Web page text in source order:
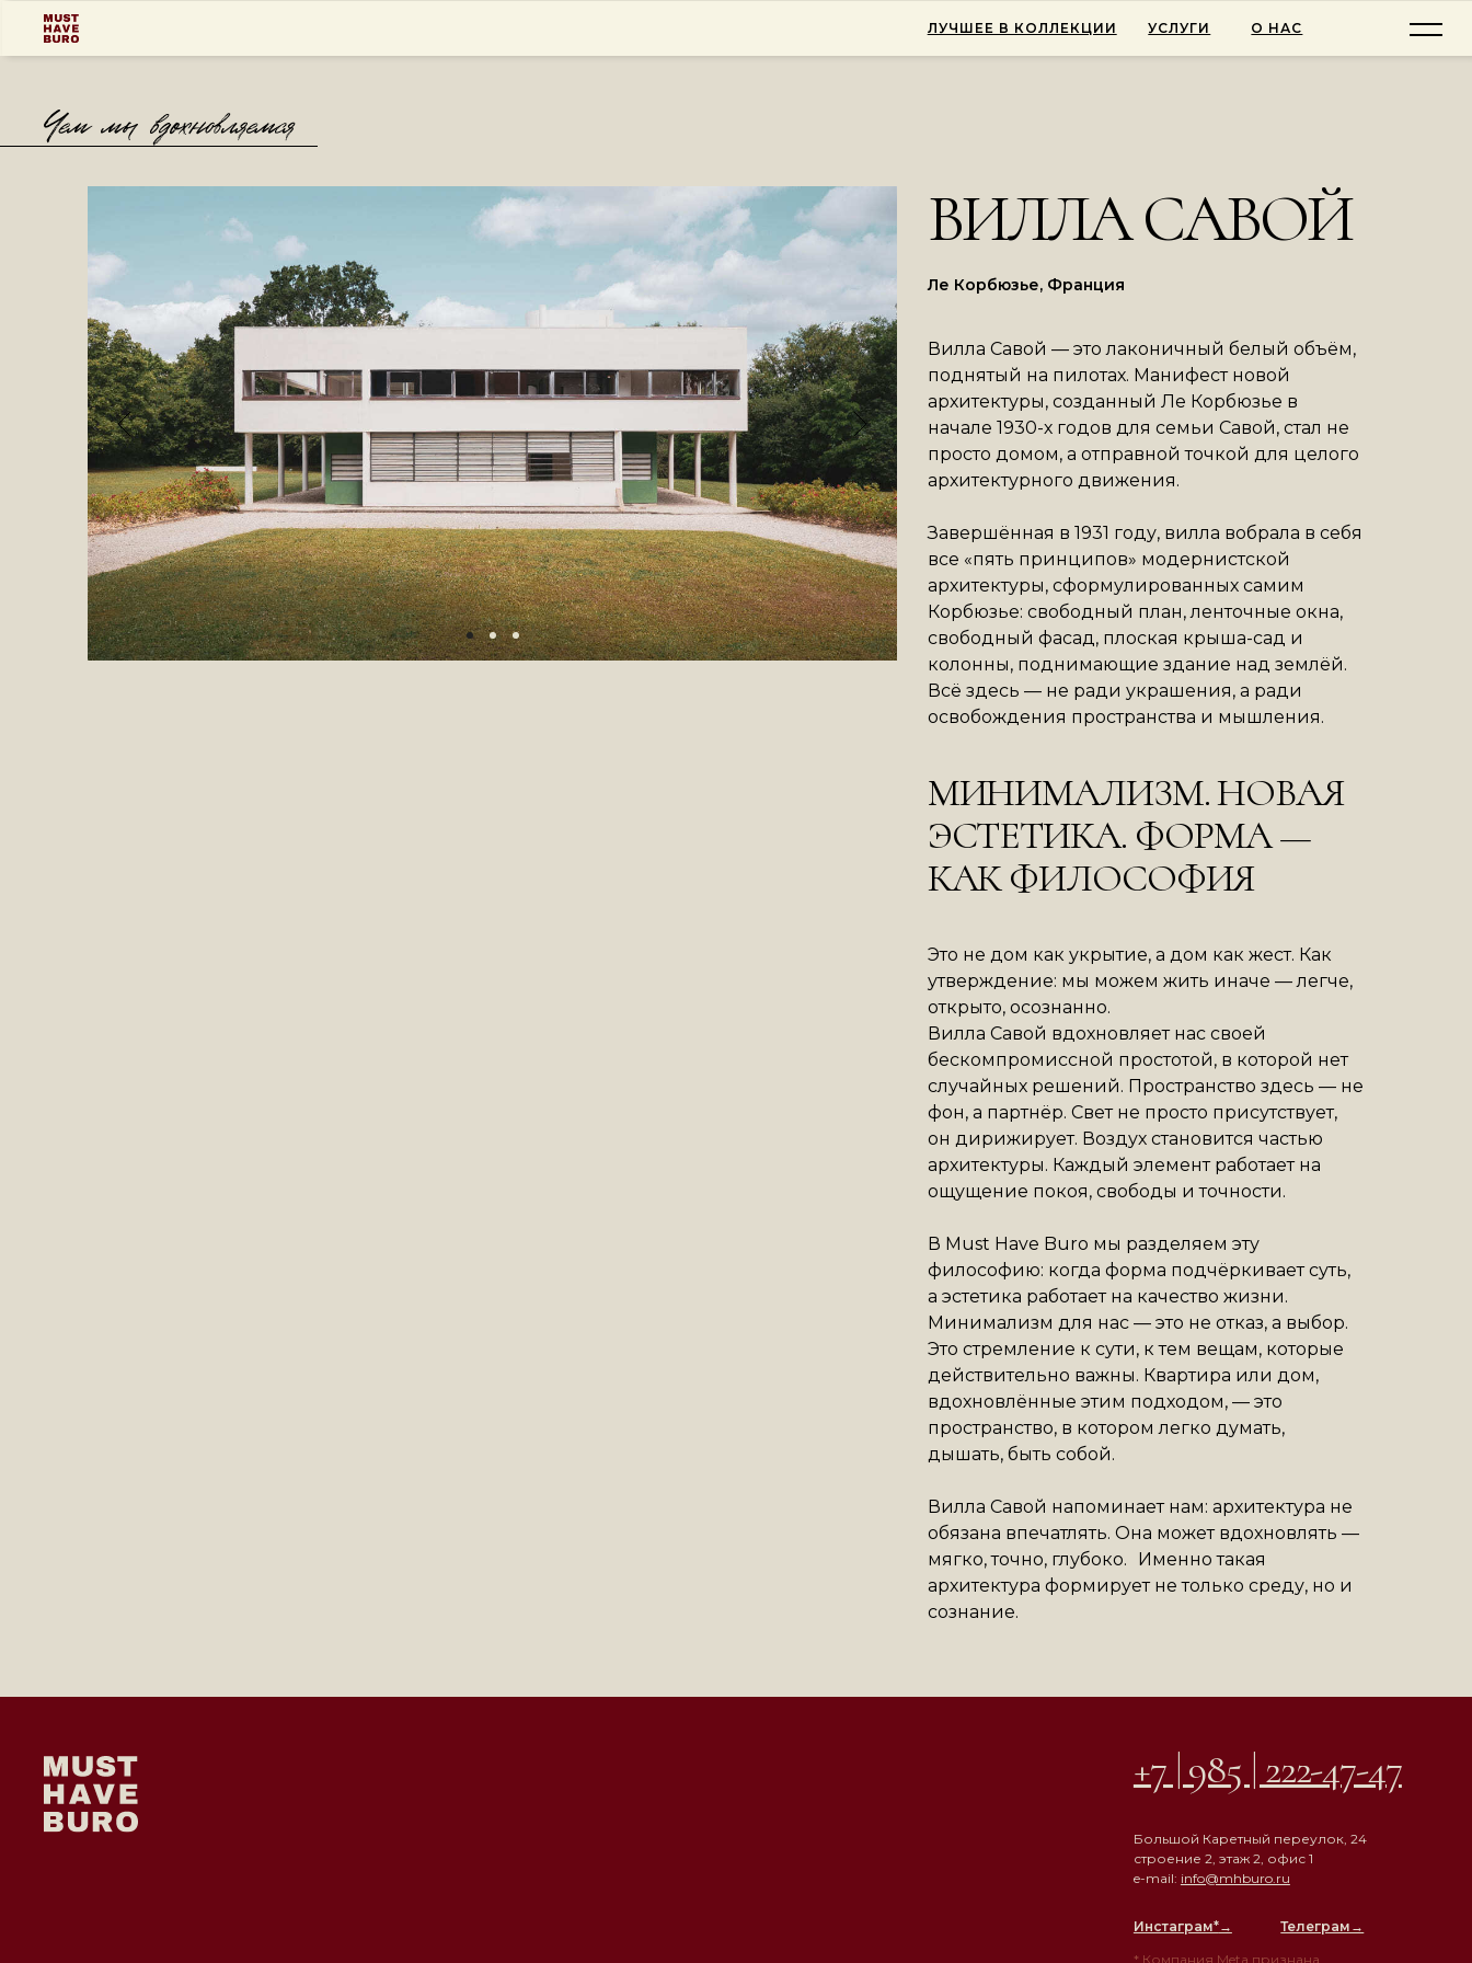
ЛУЧШЕЕ В КОЛЛЕКЦИИ УСЛУГИ О НАС
Это не дом как укрытие, а дом как жест. Как
утверждение: мы можем жить иначе — легче,
открыто, осознанно.
Вилла Савой вдохновляет нас своей
бескомпромиссной простотой, в которой нет
случайных решений. Пространство здесь — не
фон, а партнёр. Свет не просто присутствует,
он дирижирует. Воздух становится частью
архитектуры. Каждый элемент работает на
ощущение покоя, свободы и точности.
В Must Have Buro мы разделяем эту
философию: когда форма подчёркивает суть,
а эстетика работает на качество жизни.
Минимализм для нас — это не отказ, а выбор.
Это стремление к сути, к тем вещам, которые
действительно важны. Квартира или дом,
вдохновлённые этим подходом, — это
пространство, в котором легко думать,
дышать, быть собой.
Вилла Савой напоминает нам: архитектура не
обязана впечатлять. Она может вдохновлять —
мягко, точно, глубоко. Именно такая
архитектура формирует не только среду, но и
сознание.
МИНИМАЛИЗМ. НОВАЯ
ЭСТЕТИКА. ФОРМА —
КАК ФИЛОСОФИЯ
Вилла Савой — это лаконичный белый объём,
поднятый на пилотах. Манифест новой
архитектуры, созданный Ле Корбюзье в
начале 1930-х годов для семьи Савой, стал не
просто домом, а отправной точкой для целого
архитектурного движения.
Завершённая в 1931 году, вилла вобрала в себя
все «пять принципов» модернистской
архитектуры, сформулированных самим
Корбюзье: свободный план, ленточные окна,
свободный фасад, плоская крыша-сад и
колонны, поднимающие здание над землёй.
Всё здесь — не ради украшения, а ради
освобождения пространства и мышления.
ВИЛЛА САВОЙ
Ле Корбюзье, Франция
Телеграм→
Инстаграм*→
+7 | 985 | 222-47-47
* Компания Meta признана
Большой Каретный переулок, 24
строение 2, этаж 2, офис 1
e-mail: info@mhburo.ru